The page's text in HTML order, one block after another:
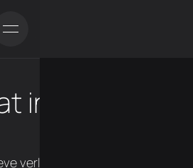
in Vijfwegen
verlichting van rugpijn,